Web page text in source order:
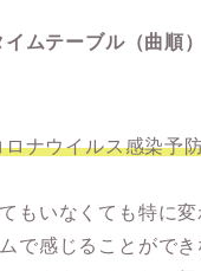
イムテーブル（曲順
ナウイルス感染予
もいなくても特に
で感じることがで